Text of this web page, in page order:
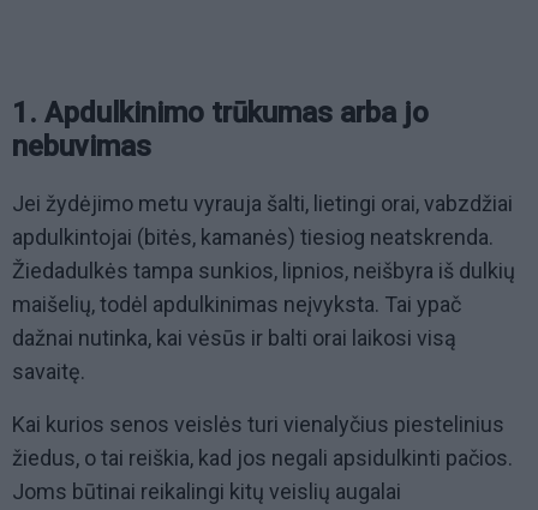
1. Apdulkinimo trūkumas arba jo
nebuvimas
Jei žydėjimo metu vyrauja šalti, lietingi orai, vabzdžiai
apdulkintojai (bitės, kamanės) tiesiog neatskrenda.
Žiedadulkės tampa sunkios, lipnios, neišbyra iš dulkių
maišelių, todėl apdulkinimas neįvyksta. Tai ypač
dažnai nutinka, kai vėsūs ir balti orai laikosi visą
savaitę.
Kai kurios senos veislės turi vienalyčius piestelinius
žiedus, o tai reiškia, kad jos negali apsidulkinti pačios.
Joms būtinai reikalingi kitų veislių augalai